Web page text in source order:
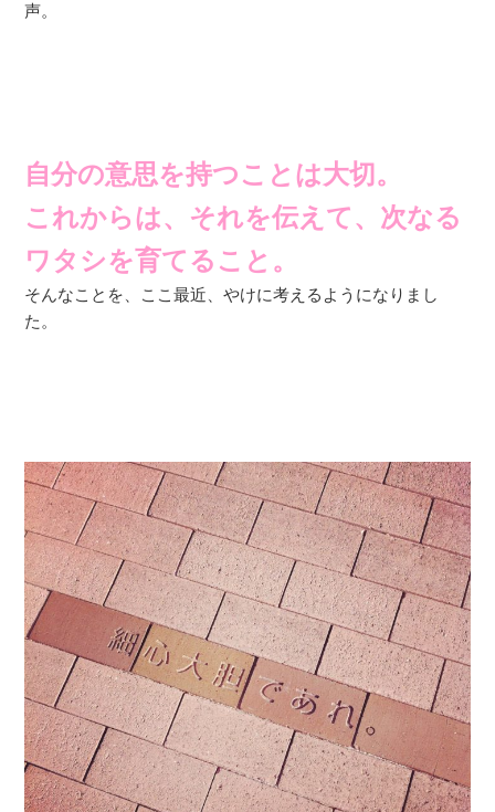
声。
自分の意思を持つことは大切。
これからは、それを伝えて、次なる
ワタシを育てること。
そんなことを、ここ最近、やけに考えるようになりまし
た。